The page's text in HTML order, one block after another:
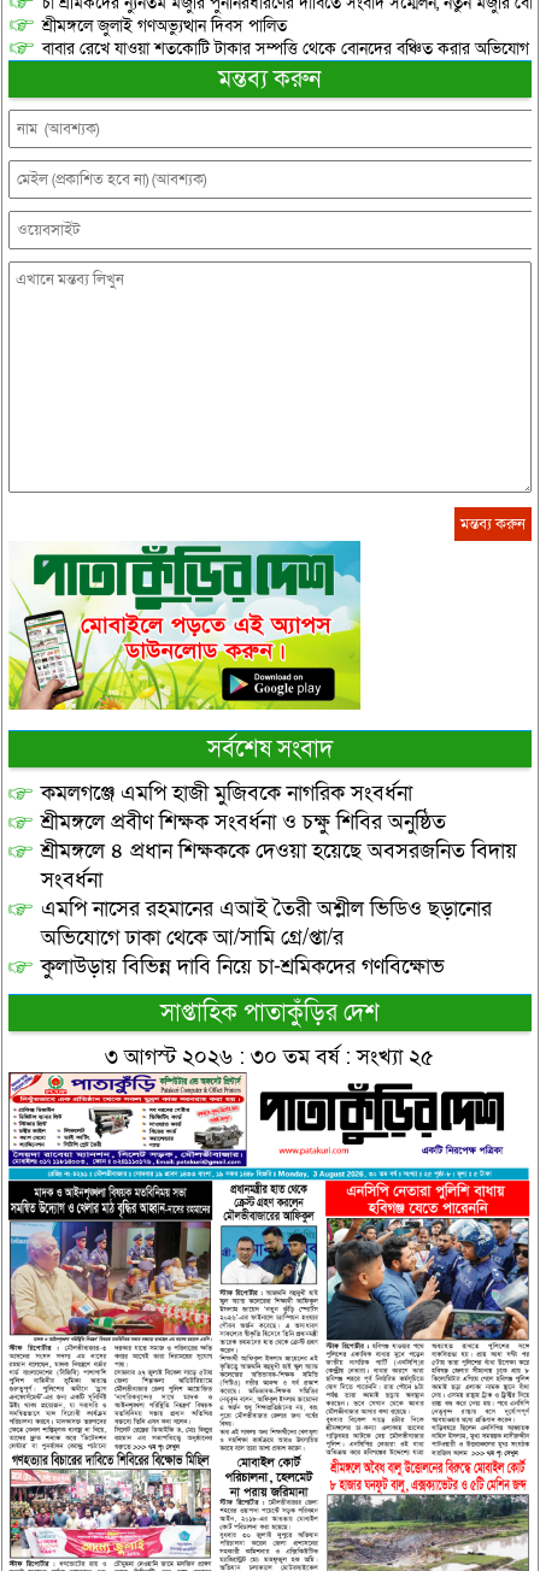
শ্রীমঙ্গলে জুলাই গণঅভ্যুত্থান দিবস পালিত
বাবার রেখে যাওয়া শতকোটি টাকার সম্পত্তি থেকে বোনদের বঞ্চিত করার অভিযোগ
মন্তব্য করুন
সর্বশেষ সংবাদ
কমলগঞ্জে এমপি হাজী মুজিবকে নাগরিক সংবর্ধনা
শ্রীমঙ্গলে প্রবীণ শিক্ষক সংবর্ধনা ও চক্ষু শিবির অনুষ্ঠিত
শ্রীমঙ্গলে ৪ প্রধান শিক্ষককে দেওয়া হয়েছে অবসরজনিত বিদায়
সংবর্ধনা
এমপি নাসের রহমানের এআই তৈরী অশ্লীল ভিডিও ছড়ানোর
অভিযোগে ঢাকা থেকে আ/সামি গ্রে/প্তা/র
কুলাউড়ায় বিভিন্ন দাবি নিয়ে চা-শ্রমিকদের গণবিক্ষোভ
সাপ্তাহিক পাতাকুঁড়ির দেশ
৩ আগস্ট ২০২৬ : ৩০ তম বর্ষ : সংখ্যা ২৫